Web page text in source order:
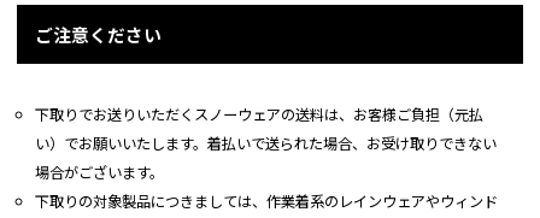
ご注意ください
下取りでお送りいただくスノーウェアの送料は、お客様ご負担（元払
い）でお願いいたします。着払いで送られた場合、お受け取りできない
場合がございます。
下取りの対象製品につきましては、作業着系のレインウェアやウィンド